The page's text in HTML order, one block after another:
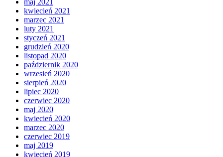
maj 2021
kwiecień 2021
marzec 2021
luty 2021
styczeń 2021
grudzień 2020
listopad 2020
październik 2020
wrzesień 2020
sierpień 2020
lipiec 2020
czerwiec 2020
maj 2020
kwiecień 2020
marzec 2020
czerwiec 2019
maj 2019
kwiecień 2019